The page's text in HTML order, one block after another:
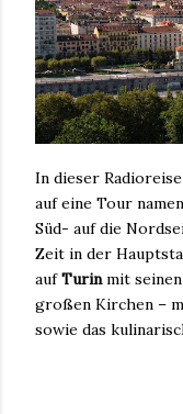
In dieser
auf eine Tour
Süd- auf die
Zeit in der
aufTurinmit seinen
großen Kirchen –
sowie das